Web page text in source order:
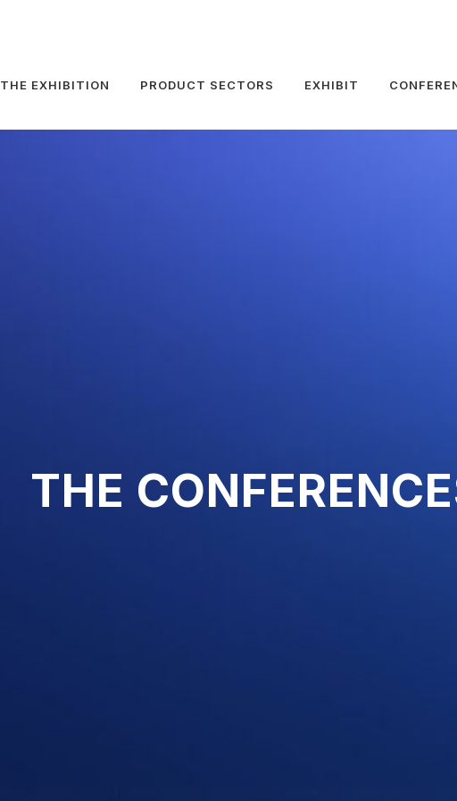
THE EXHIBITION PRODUCT SECTORS EXHIBIT
THE